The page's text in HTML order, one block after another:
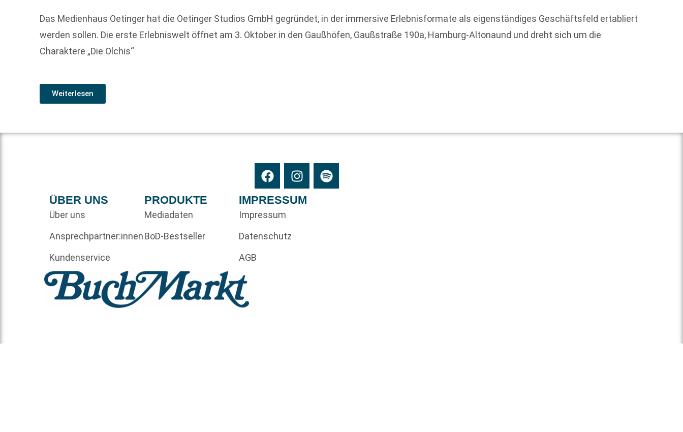
Das Medienhaus Oetinger hat die Oetinger Studios GmbH gegründet, in der immersive Erlebnisformate als eigenständiges Geschäftsfeld ertabliert
werden sollen. Die erste Erlebniswelt öffnet am 3. Oktober in den Gaußhöfen, Gaußstraße 190a, Hamburg-Altonaund und dreht sich um die
Charaktere „Die Olchis“
Weiterlesen
ÜBER UNS
Über uns
Ansprechpartner:innen
Kundenservice
PRODUKTE
Mediadaten
BoD-Bestseller
IMPRESSUM
Impressum
Datenschutz
AGB